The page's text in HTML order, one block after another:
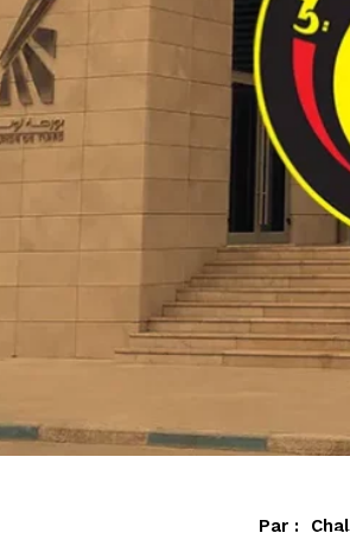
Par :